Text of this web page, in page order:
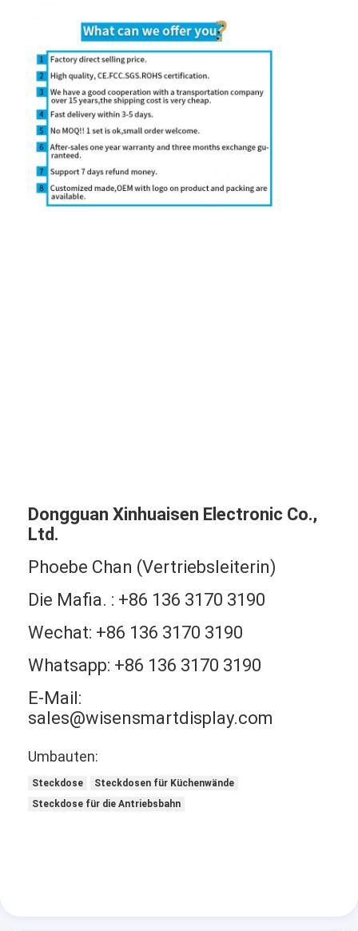
Dongguan Xinhuaisen Electronic Co.,
Ltd.
Phoebe Chan (Vertriebsleiterin)
Die Mafia. : +86 136 3170 3190
Wechat: +86 136 3170 3190
Whatsapp: +86 136 3170 3190
E-Mail:
sales@wisensmartdisplay.com
Umbauten:
Steckdose
Steckdosen für Küchenwände
Steckdose für die Antriebsbahn